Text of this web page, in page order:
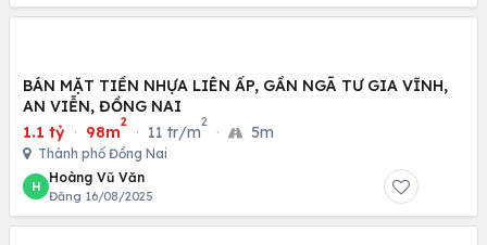
BÁN MẶT TIỀN NHỰA LIÊN ẤP, GẦN NGÃ TƯ GIA VĨNH,
AN VIỄN, ĐỒNG NAI
1.1 tỷ · 98m
2
· 11 tr/m
2
· 5m
Thành phố Đồng Nai
H
Hoàng Vũ Văn
Đăng 16/08/2025